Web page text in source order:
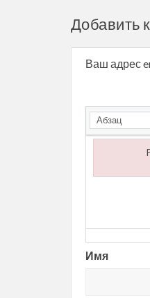
Добавить
Ваш адрес
Абзац
Имя
Failed to